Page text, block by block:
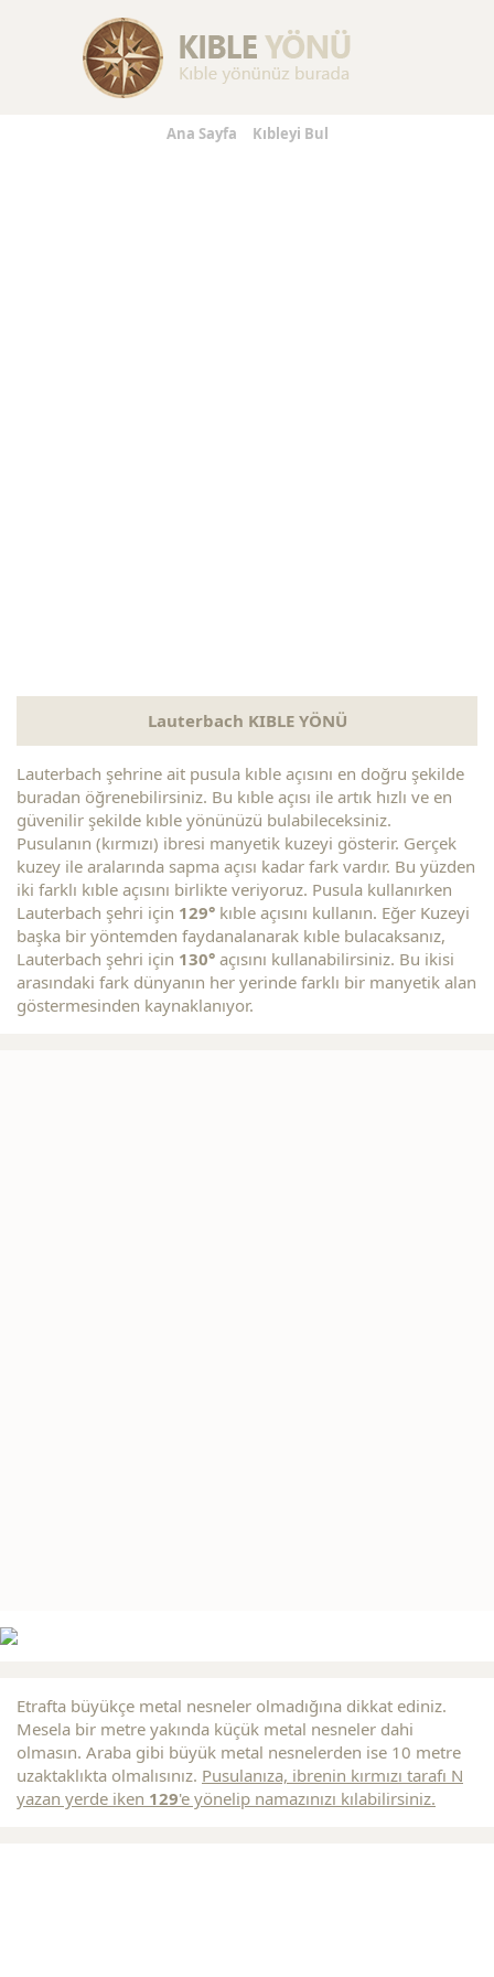
Replica Handbags
Ana Sayfa Kıbleyi Bul
Lauterbach KIBLE YÖNÜ
Lauterbach şehrine ait pusula kıble açısını en doğru şekilde
buradan öğrenebilirsiniz. Bu kıble açısı ile artık hızlı ve en
güvenilir şekilde kıble yönünüzü bulabileceksiniz.
Pusulanın (kırmızı) ibresi manyetik kuzeyi gösterir. Gerçek
kuzey ile aralarında sapma açısı kadar fark vardır. Bu yüzden
iki farklı kıble açısını birlikte veriyoruz. Pusula kullanırken
Lauterbach şehri için 129° kıble açısını kullanın. Eğer Kuzeyi
başka bir yöntemden faydanalanarak kıble bulacaksanız,
Lauterbach şehri için 130° açısını kullanabilirsiniz. Bu ikisi
arasındaki fark dünyanın her yerinde farklı bir manyetik alan
göstermesinden kaynaklanıyor.
Etrafta büyükçe metal nesneler olmadığına dikkat ediniz.
Mesela bir metre yakında küçük metal nesneler dahi
olmasın. Araba gibi büyük metal nesnelerden ise 10 metre
uzaktaklıkta olmalısınız. Pusulanıza, ibrenin kırmızı tarafı N
yazan yerde iken 129'e yönelip namazınızı kılabilirsiniz.